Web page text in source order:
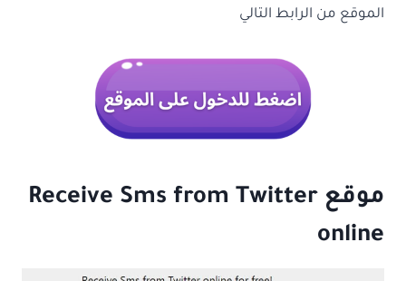
الموقع من الرابط التالي
موقع Receive Sms from Twitter
online